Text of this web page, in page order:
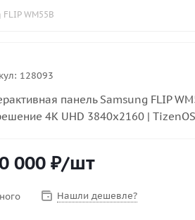
WM55B
128093
панель Samsung FLIP
4K UHD 3840x2160 | TizenOS
000 ₽/шт
Нашли дешевле?